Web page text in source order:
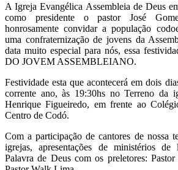
A Igreja Evangélica Assembleia de Deus
como presidente o pastor José
honrosamente convidar a população
uma confraternização de jovens da
data muito especial para nós, essa
DO JOVEM ASSEMBLEIANO.
Festividade esta que acontecerá em dois
corrente ano, às 19:30hs no Terreno da
Henrique Figueiredo, em frente ao
Centro de Codó.
Com a participação de cantores de nossa
igrejas, apresentações de ministérios
Palavra de Deus com os preletores: